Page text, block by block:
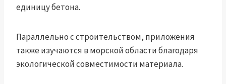
единицу бетона.
Параллельно с строительством, приложения
также изучаются в морской области благодаря
экологической совместимости материала.